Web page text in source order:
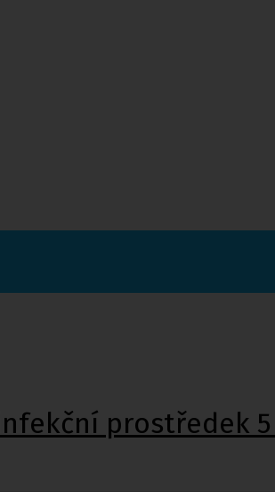
prostředek